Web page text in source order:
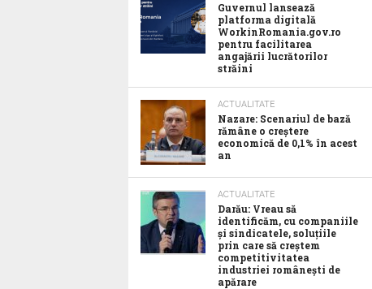
Guvernul lansează
platforma digitală
WorkinRomania.gov.ro
pentru facilitarea
angajării lucrătorilor
străini
ACTUALITATE
Nazare: Scenariul de bază
rămâne o creștere
economică de 0,1% în acest
an
ACTUALITATE
Darău: Vreau să
identificăm, cu companiile
și sindicatele, soluțiile
prin care să creștem
competitivitatea
industriei românești de
apărare